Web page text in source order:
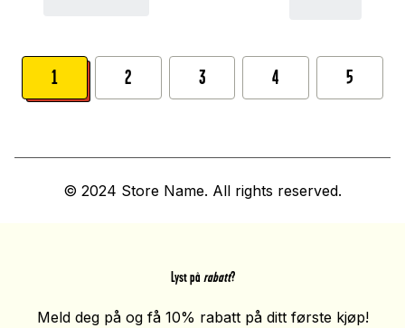
1 2 3 4 5
© 2024 Store Name. All rights reserved.
Lyst på rabatt?
Meld deg på og få 10% rabatt på ditt første kjøp!